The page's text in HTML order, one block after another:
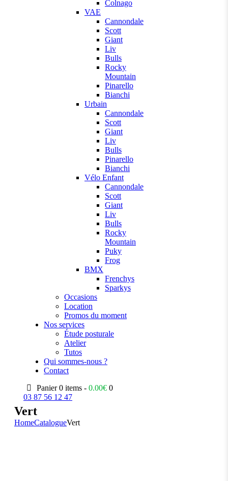
Colnago
VAE
Cannondale
Scott
Giant
Liv
Bulls
Rocky
Mountain
Pinarello
Bianchi
Urbain
Cannondale
Scott
Giant
Liv
Bulls
Pinarello
Bianchi
Vélo Enfant
Cannondale
Scott
Giant
Liv
Bulls
Rocky
Mountain
Puky
Frog
BMX
Frenchys
Sparkys
Occasions
Location
Promos du moment
Nos services
Étude posturale
Atelier
Tutos
Qui sommes-nous ?
Contact
Panier 0 items -0.00€ 0
03 87 56 12 47
Vert
HomeCatalogueVert